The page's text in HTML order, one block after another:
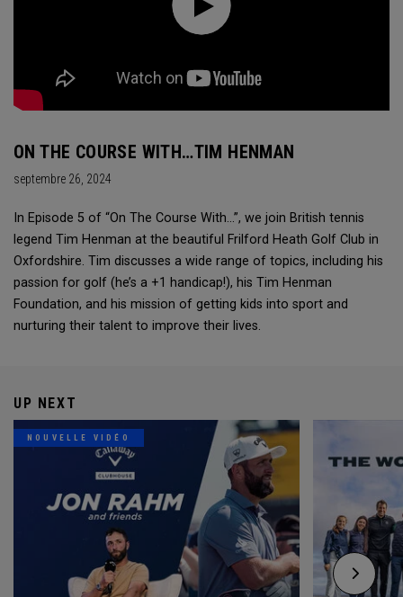
ON THE COURSE WITH…TIM HENMAN
septembre 26, 2024
In Episode 5 of “On The Course With...”, we join British tennis
legend Tim Henman at the beautiful Frilford Heath Golf Club in
Oxfordshire. Tim discusses a wide range of topics, including his
passion for golf (he’s a +1 handicap!), his Tim Henman
Foundation, and his mission of getting kids into sport and
nurturing their talent to improve their lives.
UP NEXT
NOUVELLE VIDÉO